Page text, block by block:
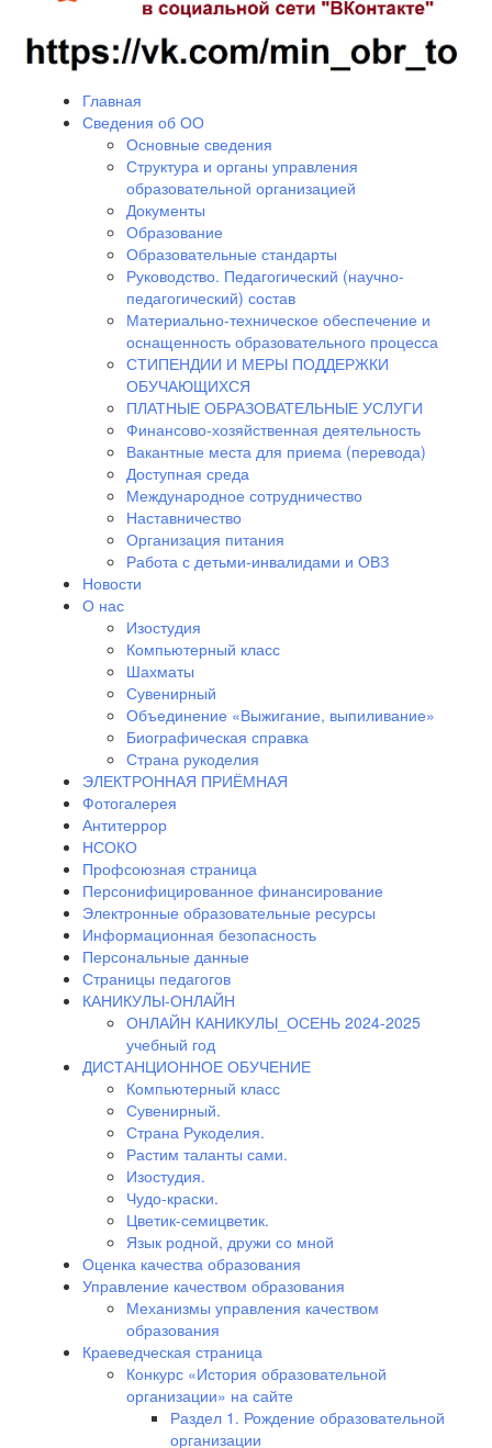
Главная
Сведения об ОО
Основные сведения
Структура и органы управления
образовательной организацией
Документы
Образование
Образовательные стандарты
Руководство. Педагогический (научно-
педагогический) состав
Материально-техническое обеспечение и
оснащенность образовательного процесса
СТИПЕНДИИ И МЕРЫ ПОДДЕРЖКИ
ОБУЧАЮЩИХСЯ
ПЛАТНЫЕ ОБРАЗОВАТЕЛЬНЫЕ УСЛУГИ
Финансово-хозяйственная деятельность
Вакантные места для приема (перевода)
Доступная среда
Международное сотрудничество
Наставничество
Организация питания
Работа с детьми-инвалидами и ОВЗ
Новости
О нас
Изостудия
Компьютерный класс
Шахматы
Сувенирный
Объединение «Выжигание, выпиливание»
Биографическая справка
Страна рукоделия
ЭЛЕКТРОННАЯ ПРИЁМНАЯ
Фотогалерея
Антитеррор
НСОКО
Профсоюзная страница
Персонифицированное финансирование
Электронные образовательные ресурсы
Информационная безопасность
Персональные данные
Страницы педагогов
КАНИКУЛЫ-ОНЛАЙН
ОНЛАЙН КАНИКУЛЫ_ОСЕНЬ 2024-2025
учебный год
ДИСТАНЦИОННОЕ ОБУЧЕНИЕ
Компьютерный класс
Сувенирный.
Страна Рукоделия.
Растим таланты сами.
Изостудия.
Чудо-краски.
Цветик-семицветик.
Язык родной, дружи со мной
Оценка качества образования
Управление качеством образования
Механизмы управления качеством
образования
Краеведческая страница
Конкурс «История образовательной
организации» на сайте
Раздел 1. Рождение образовательной
организации